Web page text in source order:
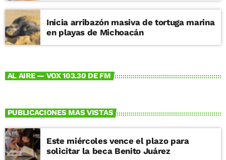
Inicia arribazón masiva de tortuga marina
en playas de Michoacán
AL AIRE — VOX 103.30 DE FM
PUBLICACIONES MAS VISTAS
Este miércoles vence el plazo para
solicitar la beca Benito Juárez